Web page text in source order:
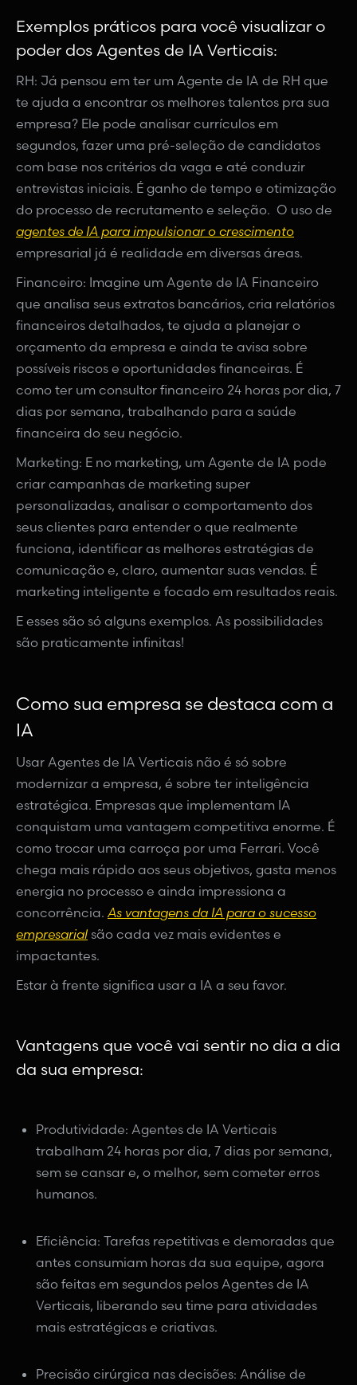
Exemplos práticos para você visualizar o
poder dos Agentes de IA Verticais:
RH: Já pensou em ter um Agente de IA de RH que
te ajuda a encontrar os melhores talentos pra sua
empresa? Ele pode analisar currículos em
segundos, fazer uma pré-seleção de candidatos
com base nos critérios da vaga e até conduzir
entrevistas iniciais. É ganho de tempo e otimização
do processo de recrutamento e seleção. O uso de
agentes de IA para impulsionar o crescimento
empresarial já é realidade em diversas áreas.
Financeiro: Imagine um Agente de IA Financeiro
que analisa seus extratos bancários, cria relatórios
financeiros detalhados, te ajuda a planejar o
orçamento da empresa e ainda te avisa sobre
possíveis riscos e oportunidades financeiras. É
como ter um consultor financeiro 24 horas por dia, 7
dias por semana, trabalhando para a saúde
financeira do seu negócio.
Marketing: E no marketing, um Agente de IA pode
criar campanhas de marketing super
personalizadas, analisar o comportamento dos
seus clientes para entender o que realmente
funciona, identificar as melhores estratégias de
comunicação e, claro, aumentar suas vendas. É
marketing inteligente e focado em resultados reais.
E esses são só alguns exemplos. As possibilidades
são praticamente infinitas!
Como sua empresa se destaca com a
IA
Usar Agentes de IA Verticais não é só sobre
modernizar a empresa, é sobre ter inteligência
estratégica. Empresas que implementam IA
conquistam uma vantagem competitiva enorme. É
como trocar uma carroça por uma Ferrari. Você
chega mais rápido aos seus objetivos, gasta menos
energia no processo e ainda impressiona a
concorrência. As vantagens da IA para o sucesso
empresarial são cada vez mais evidentes e
impactantes.
Estar à frente significa usar a IA a seu favor.
Vantagens que você vai sentir no dia a dia
da sua empresa:
Produtividade: Agentes de IA Verticais
trabalham 24 horas por dia, 7 dias por semana,
sem se cansar e, o melhor, sem cometer erros
humanos.
Eficiência: Tarefas repetitivas e demoradas que
antes consumiam horas da sua equipe, agora
são feitas em segundos pelos Agentes de IA
Verticais, liberando seu time para atividades
mais estratégicas e criativas.
Precisão cirúrgica nas decisões: Análise de